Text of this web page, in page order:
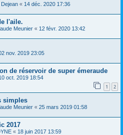
Dejean « 14 déc. 2020 17:36
l'aile.
Meunier « 12 févr. 2020 13:42
nov. 2019 23:05
de réservoir de super émeraude
oct. 2019 18:54
1 2
simples
Meunier « 25 mars 2019 01:58
2017
« 18 juin 2017 13:59